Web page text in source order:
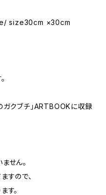
size30cm ×30cm
ガクブチ」ARTBOOKに収録
せん。
すので、
す。